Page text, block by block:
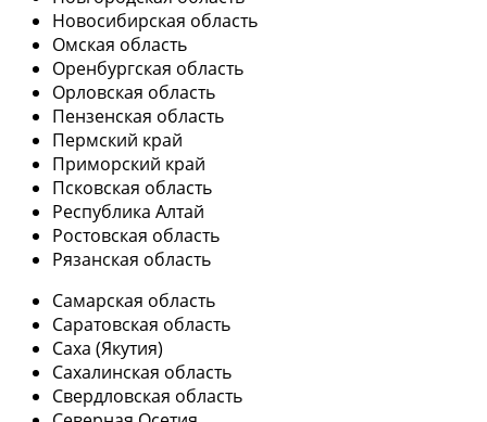
Новосибирская область
Омская область
Оренбургская область
Орловская область
Пензенская область
Пермский край
Приморский край
Псковская область
Республика Алтай
Ростовская область
Рязанская область
Самарская область
Саратовская область
Саха (Якутия)
Сахалинская область
Свердловская область